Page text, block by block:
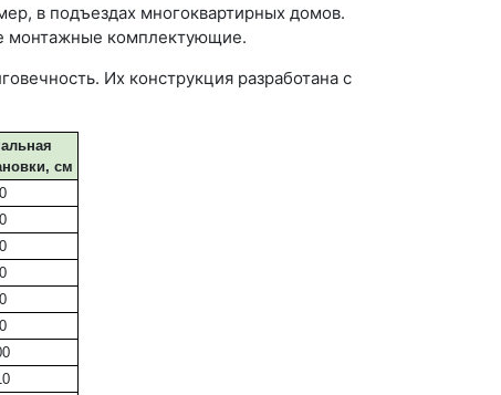
в подъездах многоквартирных домов.
монтажные комплектующие.
Их конструкция разработана с
см